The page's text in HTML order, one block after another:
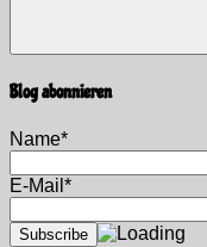
Blog abonnieren
Name*
E-Mail*